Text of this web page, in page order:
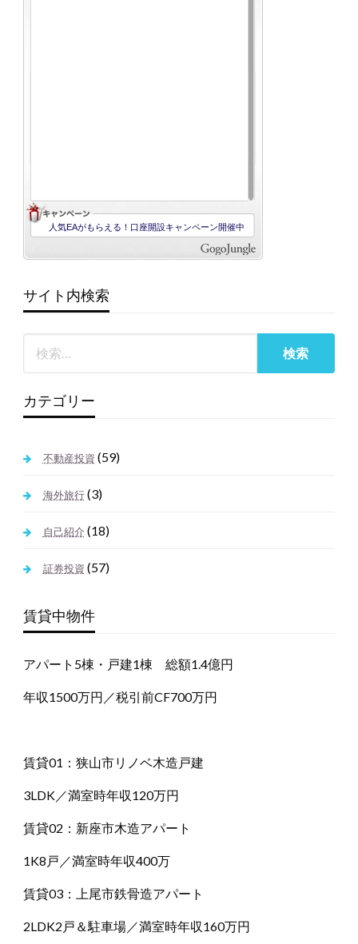
サイト内検索
カテゴリー
不動産投資 (59)
海外旅行(3)
自己紹介 (18)
証券投資 (57)
賃貸中物件
アパート5棟・戸建1棟 総額1.4億円
年収1500万円／税引前CF700万円
賃貸01：狭山市リノベ木造戸建
3LDK／満室時年収120万円
賃貸02：新座市木造アパート
1K8戸／満室時年収400万
賃貸03：上尾市鉄骨造アパート
2LDK2戸＆駐車場／満室時年収160万円